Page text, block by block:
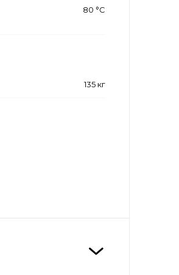
80 °С
135 кг